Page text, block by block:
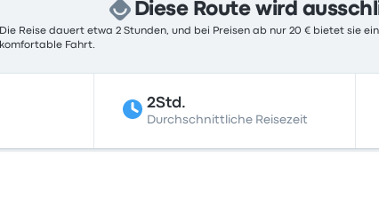
Diese Route wird
Die Reise dauert etwa 2 Stunden, und bei Preisen ab nur 20 € bietet sie
komfortable Fahrt.
2Std.
Durchschnittliche Reisezeit